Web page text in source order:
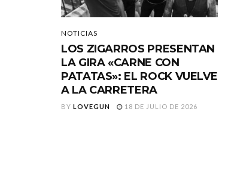
NOTICIAS
LOS ZIGARROS PRESENTAN
LA GIRA «CARNE CON
PATATAS»: EL ROCK VUELVE
A LA CARRETERA
BY LOVEGUN 18 DE JULIO DE 2026